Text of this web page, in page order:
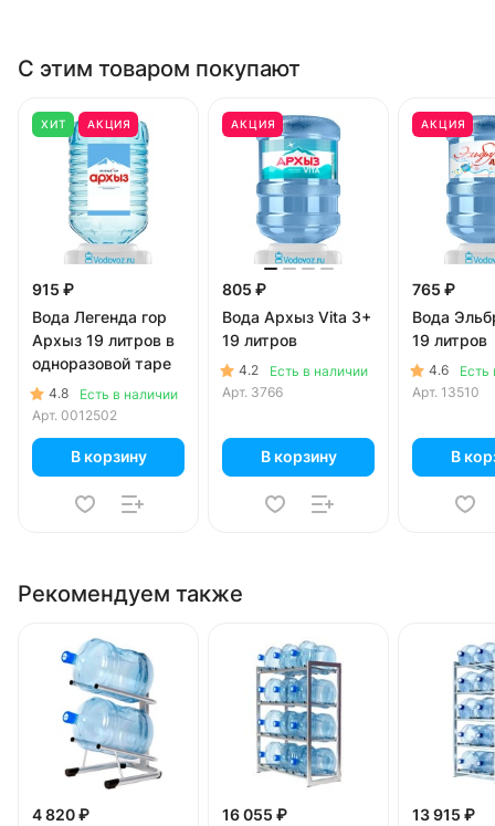
С этим товаром покупают
ХИТ АКЦИЯ
915 ₽
Вода Легенда гор
Архыз 19 литров в
одноразовой таре
4.8
Есть в наличии
Арт. 0012502
В корзину
АКЦИЯ
805 ₽
Вода Архыз Vita 3+
19 литров
4.2
Есть в наличии
Арт. 3766
В корзину
АКЦИЯ
765 ₽
Вода
19 литров
4.6
Есть
Арт. 13510
В
Рекомендуем также
4 820 ₽ 16 055 ₽ 13 915 ₽